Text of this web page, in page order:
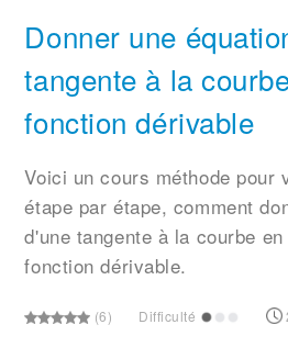
Donner une
tangente à la
fonction dérivable
Voici un cours méthode pour
étape par étape, comment
d'une tangente à la courbe
fonction dérivable.
(6) Difficulté